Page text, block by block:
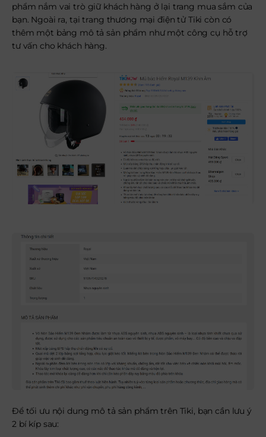
phẩm nắm vai trò giữ khách hàng ở lại trang mua sắm của
bạn. Ngoài ra, tại trang thương mại điện tử Tiki còn có
thêm một bảng mô tả sản phẩm như một công cụ hỗ trợ
tư vấn cho khách hàng.
Để tối ưu nội dung mô tả sản phẩm trên Tiki, bạn cần lưu ý
2 bí kíp sau: